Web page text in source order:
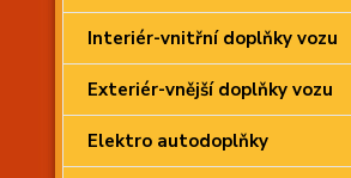
Interiér-vnitřní doplňky vozu
Exteriér-vnější doplňky vozu
Elektro autodoplňky